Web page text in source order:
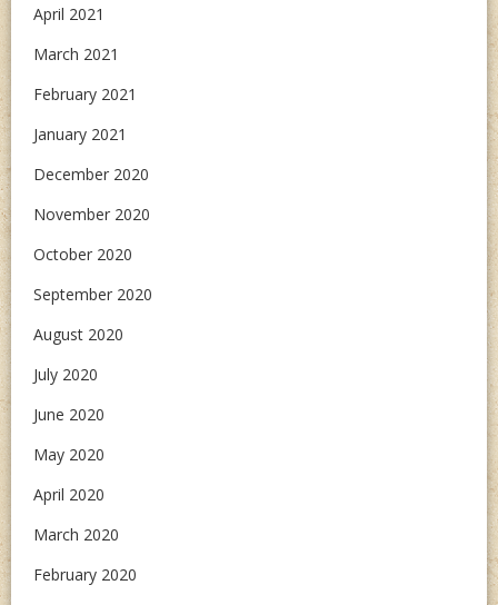
April 2021
March 2021
February 2021
January 2021
December 2020
November 2020
October 2020
September 2020
August 2020
July 2020
June 2020
May 2020
April 2020
March 2020
February 2020